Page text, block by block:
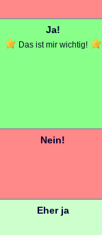
Ja!
Das ist mir wichtig!
Nein!
Eher ja